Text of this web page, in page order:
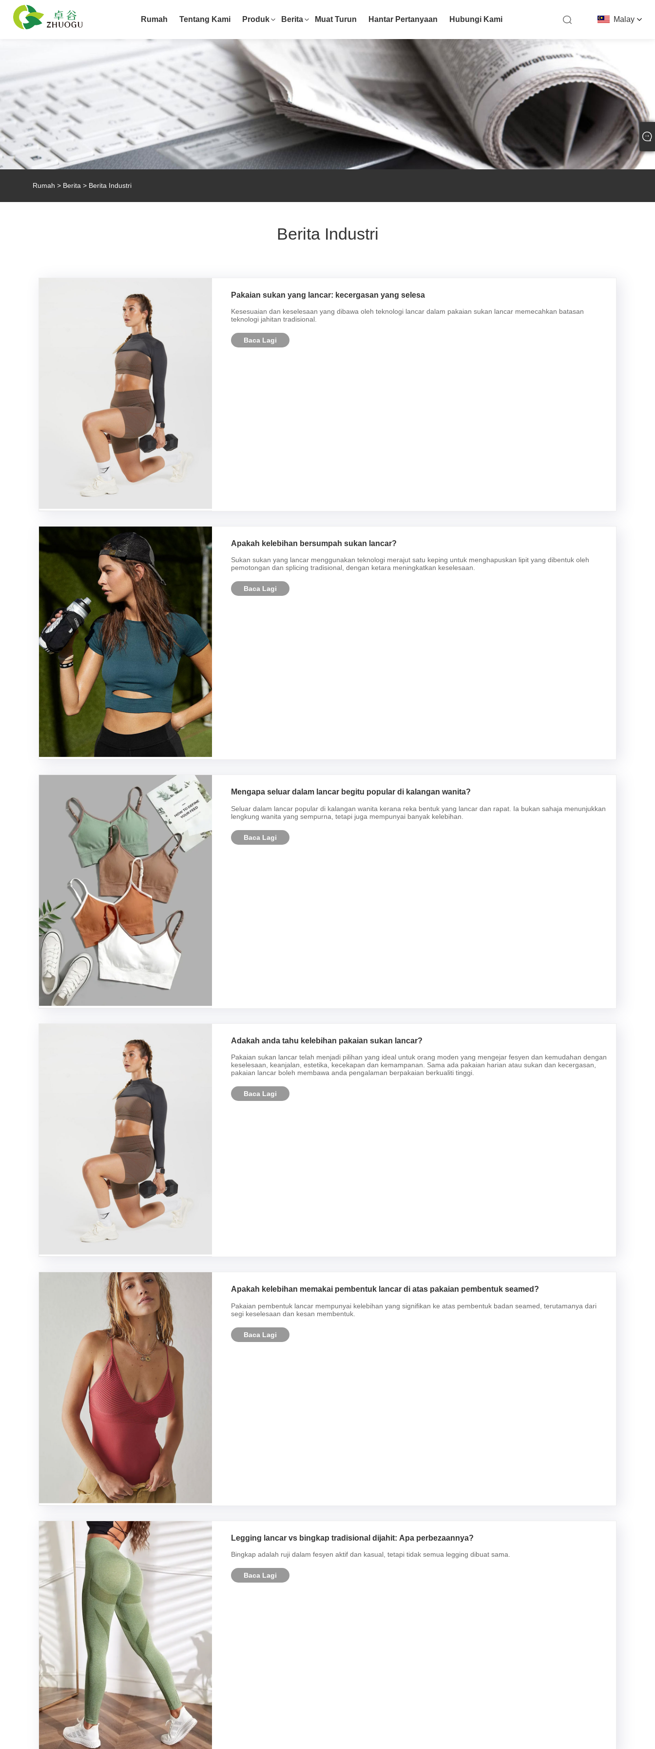
Malay
Rumah Tentang Kami Produk Berita Muat Turun Hantar Pertanyaan Hubungi Kami
Rumah > Berita > Berita Industri
Berita Industri
Pakaian sukan yang lancar: kecergasan yang selesa
Kesesuaian dan keselesaan yang dibawa oleh teknologi lancar dalam pakaian sukan lancar memecahkan batasan
teknologi jahitan tradisional.
Baca Lagi
Apakah kelebihan bersumpah sukan lancar?
Sukan sukan yang lancar menggunakan teknologi merajut satu keping untuk menghapuskan lipit yang dibentuk oleh
pemotongan dan splicing tradisional, dengan ketara meningkatkan keselesaan.
Baca Lagi
Mengapa seluar dalam lancar begitu popular di kalangan wanita?
Seluar dalam lancar popular di kalangan wanita kerana reka bentuk yang lancar dan rapat. Ia bukan sahaja menunjukkan
lengkung wanita yang sempurna, tetapi juga mempunyai banyak kelebihan.
Baca Lagi
Adakah anda tahu kelebihan pakaian sukan lancar?
Pakaian sukan lancar telah menjadi pilihan yang ideal untuk orang moden yang mengejar fesyen dan kemudahan dengan
keselesaan, keanjalan, estetika, kecekapan dan kemampanan. Sama ada pakaian harian atau sukan dan kecergasan,
pakaian lancar boleh membawa anda pengalaman berpakaian berkualiti tinggi.
Baca Lagi
Apakah kelebihan memakai pembentuk lancar di atas pakaian pembentuk seamed?
Pakaian pembentuk lancar mempunyai kelebihan yang signifikan ke atas pembentuk badan seamed, terutamanya dari
segi keselesaan dan kesan membentuk.
Baca Lagi
Legging lancar vs bingkap tradisional dijahit: Apa perbezaannya?
Bingkap adalah ruji dalam fesyen aktif dan kasual, tetapi tidak semua legging dibuat sama.
Baca Lagi